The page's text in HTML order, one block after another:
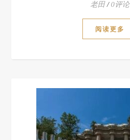
老田 / 0评论
阅读更多